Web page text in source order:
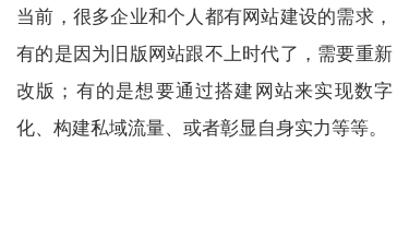
a
t
o
当前，很多企业和个人都有网站建设的需求，
有的是因为旧版网站跟不上时代了，需要重新
改版；有的是想要通过搭建网站来实现数字
化、构建私域流量、或者彰显自身实力等等。